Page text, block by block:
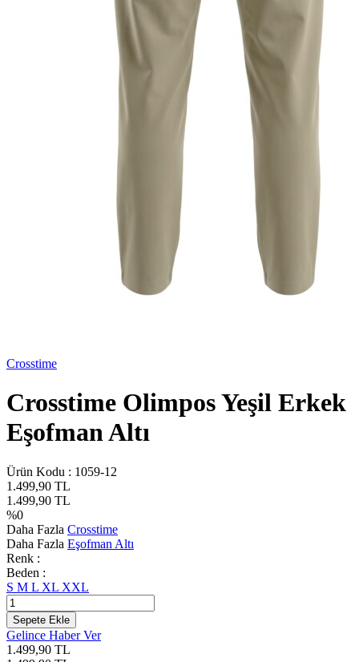
Crosstime
Crosstime Olimpos Yeşil Erkek
Eşofman Altı
Ürün Kodu : 1059-12
1.499,90 TL
1.499,90 TL
%0
Daha Fazla Crosstime
Daha Fazla Eşofman Altı
Renk :
Beden :
S M L XL XXL
Sepete Ekle
Gelince Haber Ver
1.499,90 TL